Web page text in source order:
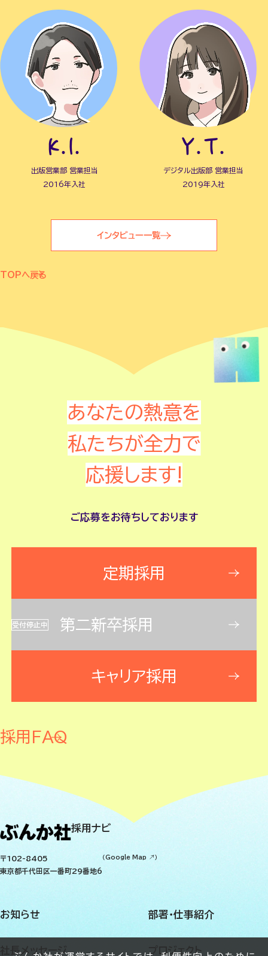
K.I.
出版営業部 営業担当
2016年入社
Y.T.
デジタル出版部 営業担当
2019年入社
インタビュー一覧
TOPへ戻る
あなたの熱意を
私たちが全力で
応援します!
ご応募をお待ちしております
定期採用
受付停止中 第二新卒採用
キャリア採用
採用FAQ
採用ナビ
〒102-8405
東京都千代田区一番町29番地6
（Google Map ）
お知らせ
社長メッセージ
部署・仕事紹介
プロジェクト